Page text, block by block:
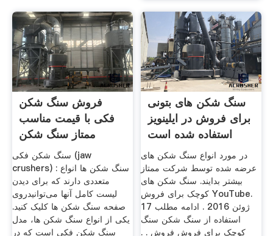
فروش سنگ شکن
فکی با قیمت مناسب
ممتاز سنگ شکن
سنگ شکن فکی (jaw
crushers) : سنگ شکن ها انواع
متعددی دارند که برای دیدن
لیست کامل آنها می‌توانیدروی
صفحه سنگ شکن ها کلیک کنید.
یکی از انواع سنگ شکن ها، مدل
سنگ شکن فکی است که در
سنگ شکن های بتونی
برای فروش در ایلینویز
استفاده شده است
در مورد انواع سنگ شکن های
عرضه شده توسط شرکت ممتاز
بیشتر بدایند. سنگ شکن های
کوچک برای فروش YouTube.
17 ژوئن 2016 . ادامه مطلب
استفاده از سنگ شکن سنگ
کوچک برای فروش فروش . .